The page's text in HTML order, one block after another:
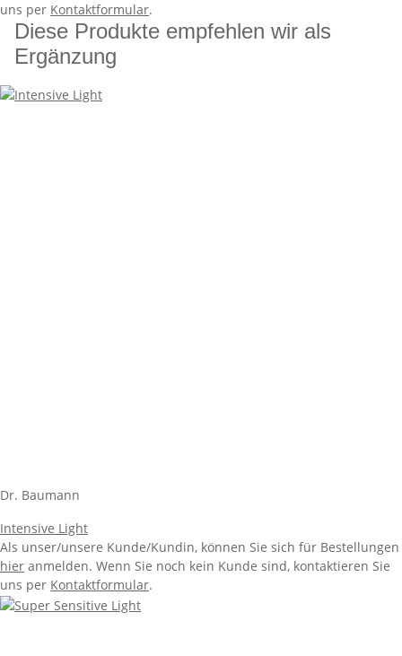
uns per Kontaktformular.
Diese Produkte empfehlen wir als
Ergänzung
Dr. Baumann
Intensive Light
Als unser/unsere Kunde/Kundin, können Sie sich für Bestellungen
hier anmelden. Wenn Sie noch kein Kunde sind, kontaktieren Sie
uns per Kontaktformular.